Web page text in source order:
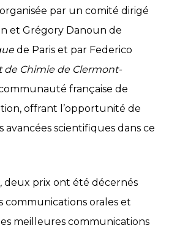
par un comité dirigé
et Grégory Danoun de
de Paris et par Federico
de Chimie de Clermont-
française de
offrant l’opportunité de
avancées scientifiques dans ce
deux prix ont été décernés
communications orales et
meilleures communications